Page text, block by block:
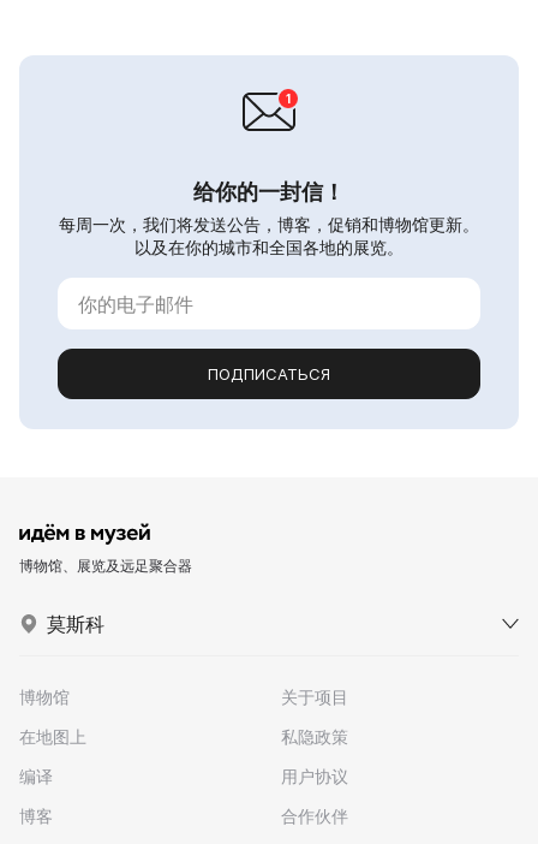
给你的一封信！
每周一次，我们将发送公告，博客，促销和博物馆更新。
以及在你的城市和全国各地的展览。
ПОДПИСАТЬСЯ
博物馆、展览及远足聚合器
莫斯科
博物馆
在地图上
编译
博客
关于项目
私隐政策
用户协议
合作伙伴